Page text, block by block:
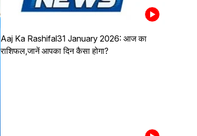
Aaj Ka Rashifal31 January 2026: आज का
राशिफल,जानें आपका दिन कैसा होगा?